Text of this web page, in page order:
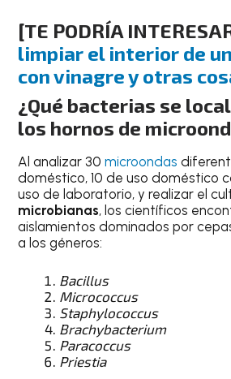
[TE PODRÍA
limpiar el interior de
con vinagre y otras
¿Qué bacterias se
los hornos de
Al analizar 30 microondas
doméstico, 10 de uso doméstico
uso de laboratorio, y realizar el
microbianas, los científicos
aislamientos dominados por
a los géneros:
Bacillus
Micrococcus
Staphylococcus
Brachybacterium
Paracoccus
Priestia